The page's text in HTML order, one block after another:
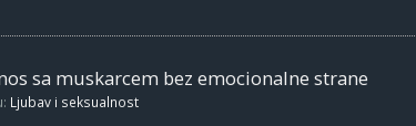
sa muskarcem bez emocionalne strane
Ljubav i seksualnost